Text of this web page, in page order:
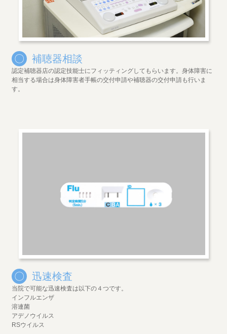
〇 補聴器相談
認定補聴器店の認定技能士にフィッティングしてもらいます。身体障害に
相当する場合は身体障害者手帳の交付申請や補聴器の交付申請も行いま
す。
〇 迅速検査
当院で可能な迅速検査は以下の４つです。
インフルエンザ
溶連菌
アデノウイルス
RSウイルス